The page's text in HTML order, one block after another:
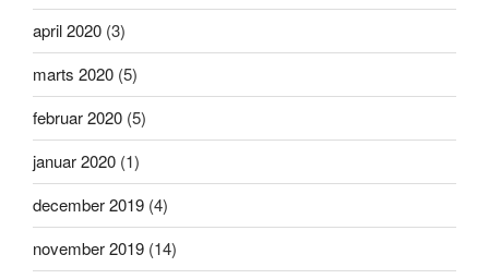
april 2020 (3)
marts 2020 (5)
februar 2020 (5)
januar 2020 (1)
december 2019 (4)
november 2019 (14)